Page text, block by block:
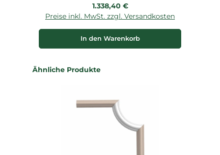
Regulärer Preis:
1.338,40 €
Preise inkl. MwSt. zzgl. Versandkosten
In den Warenkorb
Produktgalerie überspringen
Ähnliche Produkte